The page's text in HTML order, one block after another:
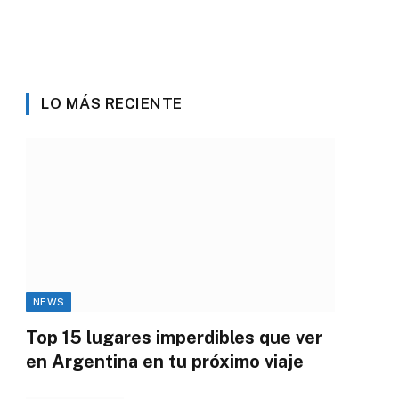
LO MÁS RECIENTE
NEWS
Top 15 lugares imperdibles que ver
en Argentina en tu próximo viaje